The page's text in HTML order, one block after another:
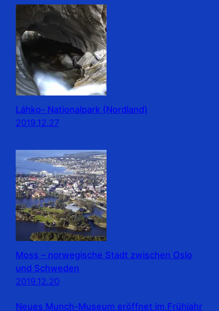
Láhko- Nationalpark (Nordland)
2019.12.27
Moss – norwegische Stadt zwischen Oslo
und Schweden
2019.12.20
Neues Munch-Museum eröffnet im Frühjahr